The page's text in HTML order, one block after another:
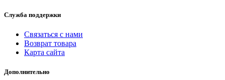
Служба поддержки
Связаться с нами
Возврат товара
Карта сайта
Дополнительно